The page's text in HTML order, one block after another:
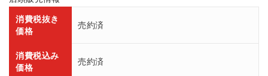
消費税抜き
価格
売約済
消費税込み
価格
売約済